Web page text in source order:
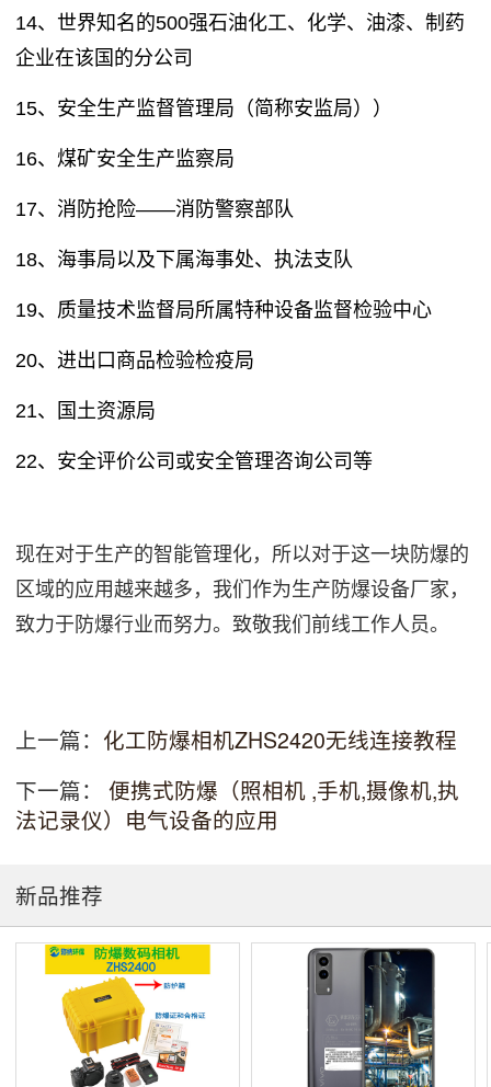
14、世界知名的500强石油化工、化学、油漆、制药
企业在该国的分公司
15、安全生产监督管理局（简称安监局））
16、煤矿安全生产监察局
17、消防抢险——消防警察部队
18、海事局以及下属海事处、执法支队
19、质量技术监督局所属特种设备监督检验中心
20、进出口商品检验检疫局
21、国土资源局
22、安全评价公司或安全管理咨询公司等
现在对于生产的智能管理化，所以对于这一块防爆的
区域的应用越来越多，我们作为生产防爆设备厂家，
致力于防爆行业而努力。致敬我们前线工作人员。
上一篇： 化工防爆相机ZHS2420无线连接教程
下一篇：
便携式防爆（照相机 ,手机,摄像机,执
法记录仪）电气设备的应用
新品推荐